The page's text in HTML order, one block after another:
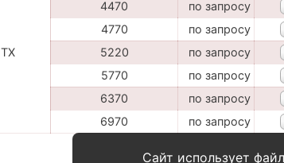
TX
4470
по запросу
4770
по запросу
5220
по запросу
5770
по запросу
6370
по запросу
6970 по запросу
Сайт использует